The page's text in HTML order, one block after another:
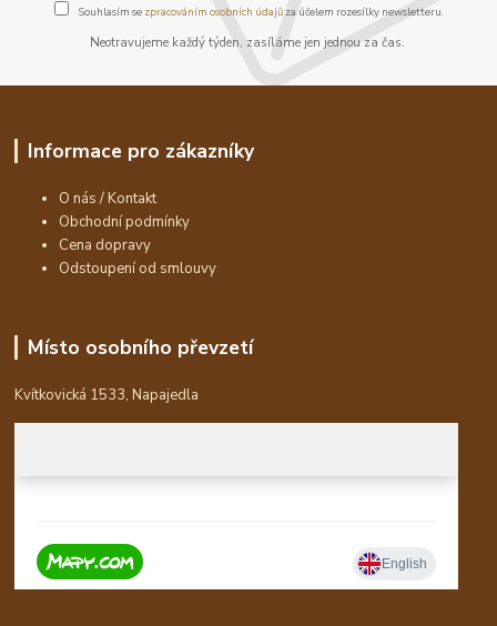
Souhlasím se zpracováním osobních údajůza účelem rozesílky newsletteru.
Neotravujeme každý týden, zasíláme jen jednou za čas.
Informace pro zákazníky
O nás / Kontakt
Obchodní podmínky
Cena dopravy
Odstoupení od smlouvy
Místo osobního převzetí
Kvítkovická 1533, Napajedla